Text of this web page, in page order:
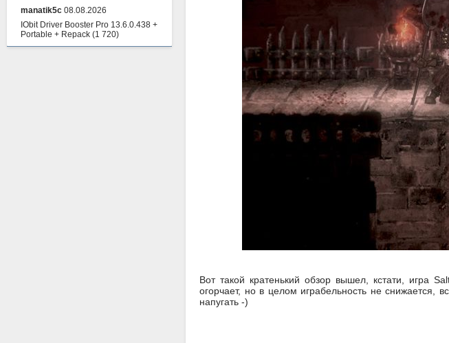
Вот такой кратенький обзор вышел, кстати, игра
огорчает, но в целом играбельность не снижается,
напугать -)
manatik5c 08.08.2026
IObit Driver Booster Pro 13.6.0.438 +
Portable + Repack (1 720)